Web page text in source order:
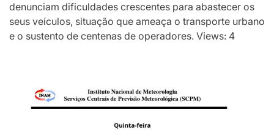
denunciam dificuldades crescentes para abastecer os
seus veículos, situação que ameaça o transporte urbano
e o sustento de centenas de operadores. Views: 4